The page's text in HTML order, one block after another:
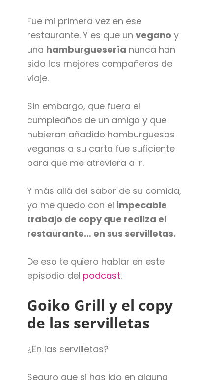
Fue mi primera vez en ese
restaurante. Y es que un vegano y
una hamburguesería nunca han
sido los mejores compañeros de
viaje.
Sin embargo, que fuera el
cumpleaños de un amigo y que
hubieran añadido hamburguesas
veganas a su carta fue suficiente
para que me atreviera a ir.
Y más allá del sabor de su comida,
yo me quedo con el impecable
trabajo de copy que realiza el
restaurante… en sus servilletas.
De eso te quiero hablar en este
episodio del podcast.
Goiko Grill y el copy
de las servilletas
¿En las servilletas?
Seguro que si has ido en alguna